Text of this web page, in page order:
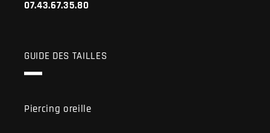
07.43.67.35.80
GUIDE DES TAILLES
Piercing oreille